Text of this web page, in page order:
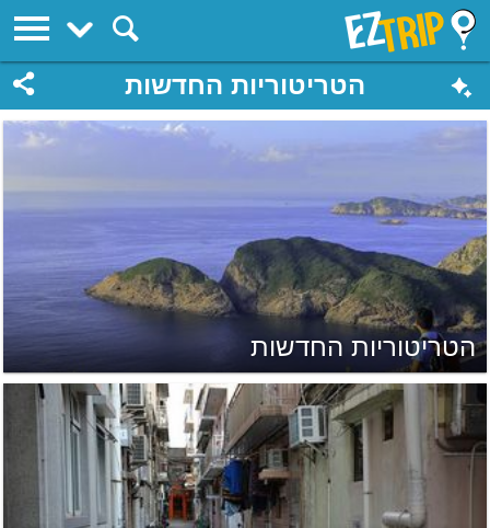
EZTrip
הטריטוריות החדשות
הטריטוריות החדשות